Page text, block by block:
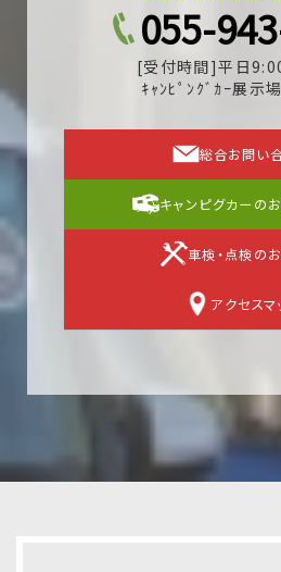
055-
[受付時間]平日
ｷｬﾝﾋﾟﾝｸﾞｶｰ展示
総合お問い
キャンピグカーの
車検・点検の
アクセスマ